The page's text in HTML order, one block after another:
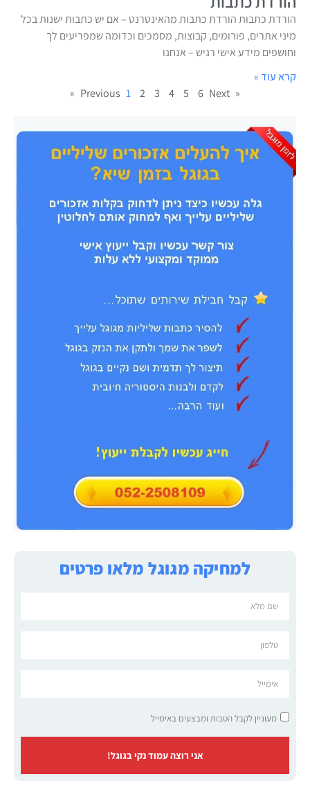
הורדת כתבות הורדת כתבות מהאינטרנט – אם יש כתבות ישנות בכל
מיני אתרים, פורומים, קבוצות, מסמכים וכדומה שמפריעים לך
וחושפים מידע אישי רגיש – אנחנו
קרא עוד »
« Previous
1 2 3 4 5 6 Next »
למחיקה מגוגל מלאו פרטים
מעוניין לקבל הטבות ומבצעים באימייל
אני רוצה עמוד נקי בגוגל!